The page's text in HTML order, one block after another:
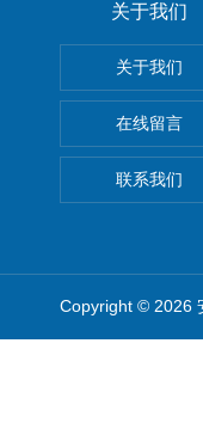
关于我们
关于我们
在线留言
联系我们
Copyright © 2026